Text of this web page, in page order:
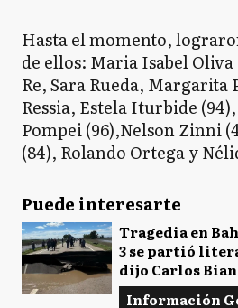
Hasta el momento,
de ellos: Maria Isabel Oliva
Re, Sara Rueda, Margarita
Ressia, Estela Iturbide
Pompei (96),Nelson Zinni
(84), Rolando Ortega y
Puede interesarte
Tragedia en
3 se partió
dijo Carlos
Información